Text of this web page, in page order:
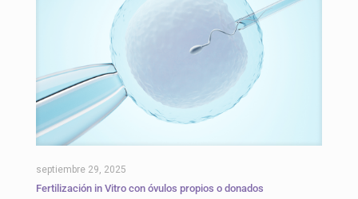
septiembre 29, 2025
Fertilización in Vitro con óvulos propios o donados